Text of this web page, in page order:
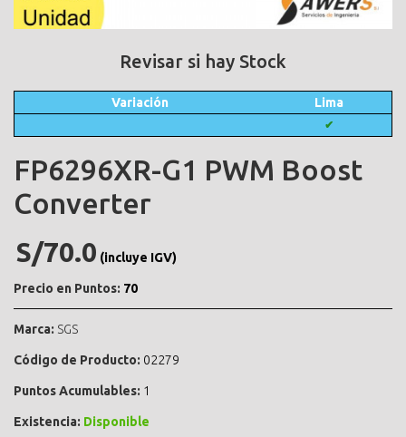
Revisar si hay Stock
Variación Lima
✔
FP6296XR-G1 PWM Boost
Converter
S/70.0 (incluye IGV)
Precio en Puntos: 70
Marca: SGS
Código de Producto: 02279
Puntos Acumulables: 1
Existencia: Disponible